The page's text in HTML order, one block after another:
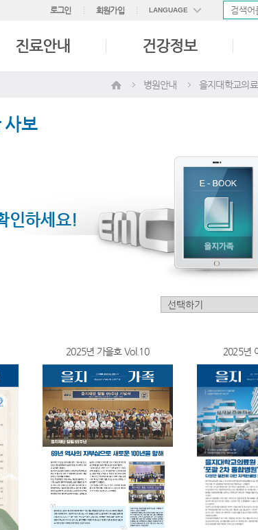
로그인 회원가입 LANGUAGE
中國語
진료안내 건강정보
병원안내 을지대학교의
사보
인하세요!
2025년 가을호 Vol.10 2025년